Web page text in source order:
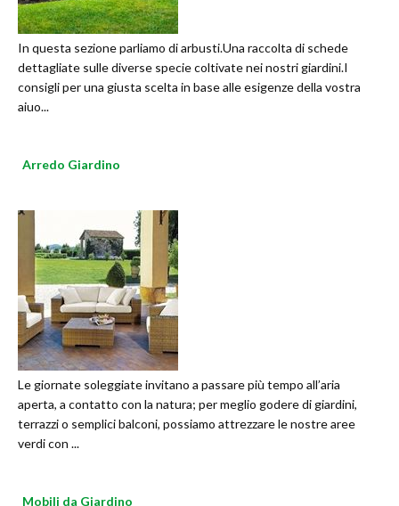
In questa sezione parliamo di arbusti.Una raccolta di schede
dettagliate sulle diverse specie coltivate nei nostri giardini.I
consigli per una giusta scelta in base alle esigenze della vostra
aiuo...
Arredo Giardino
Le giornate soleggiate invitano a passare più tempo all’aria
aperta, a contatto con la natura; per meglio godere di giardini,
terrazzi o semplici balconi, possiamo attrezzare le nostre aree
verdi con ...
Mobili da Giardino